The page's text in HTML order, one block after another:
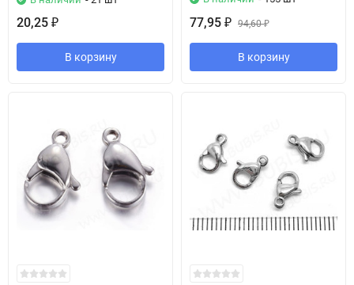
20,25 ₽
В корзину
77,95 ₽ 94,60₽
В корзину